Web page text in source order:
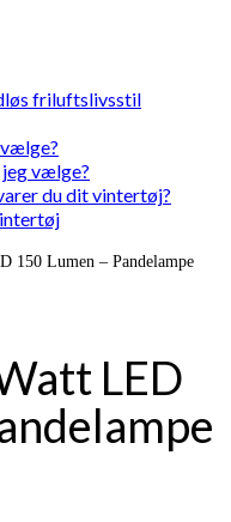
friluftslivsstil
vælge?
du dit vintertøj?
150 Lumen – Pandelampe
LED